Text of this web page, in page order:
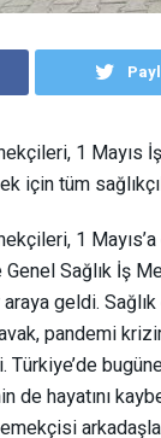
1 Mayıs
için tüm
1
Genel Sağlık İş
geldi.
pandemi
de hayatını